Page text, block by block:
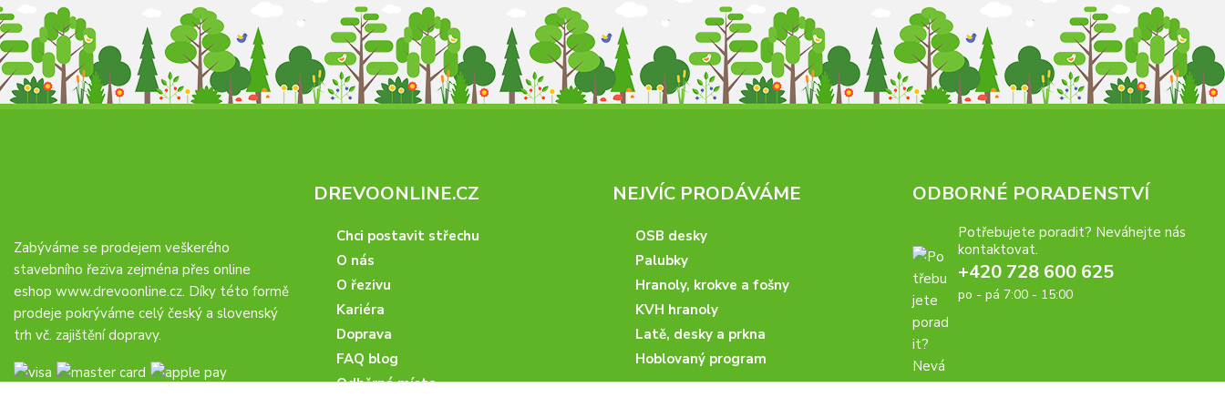
Zabýváme se prodejem veškerého
stavebního řeziva zejména přes online
eshop www.drevoonline.cz. Díky této formě
prodeje pokrýváme celý český a slovenský
trh vč. zajištění dopravy.
DREVOONLINE.CZ
Chci postavit střechu
O nás
O řezivu
Kariéra
Doprava
FAQ blog
Odběrná místa
NEJVÍC PRODÁVÁME
OSB desky
Palubky
Hranoly, krokve a fošny
KVH hranoly
Latě, desky a prkna
Hoblovaný program
ODBORNÉ PORADENSTVÍ
Potřebujete poradit? Neváhejte nás
kontaktovat.
+420 728 600 625
po - pá 7:00 - 15:00